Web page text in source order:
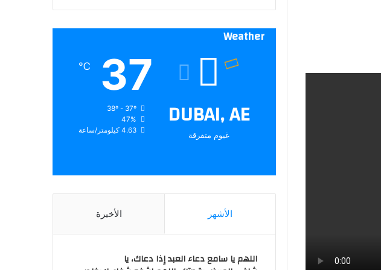
Weather
DUBAI, AE
غيوم متفرقة
37
℃
38º - 37º
47%
4.63 كيلومتر/ساعة
الأشهر الأخيرة
اللهم يا سامع دعاء العبد إذا دعاك، يا